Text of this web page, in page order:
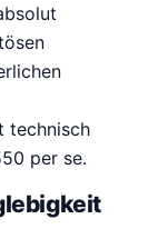
technisch
per se.